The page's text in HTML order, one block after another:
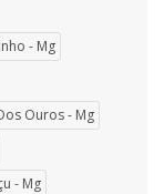
- Mg
Ouros - Mg
- Mg